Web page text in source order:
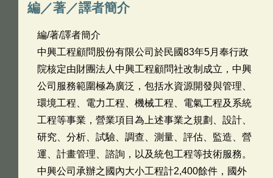
編／著／譯者簡介
編/著/譯者簡介
中興工程顧問股份有限公司於民國83年5月奉行政
院核定由財團法人中興工程顧問社改制成立，中興
公司服務範圍極為廣泛，包括水資源開發與管理、
環境工程、電力工程、機械工程、電氣工程及系統
工程等事業，營業項目為上述事業之規劃、設計、
研究、分析、試驗、調查、測量、評估、監造、營
運、計畫管理、諮詢，以及統包工程等技術服務。
中興公司承辦之國內大小工程計2,400餘件，國外